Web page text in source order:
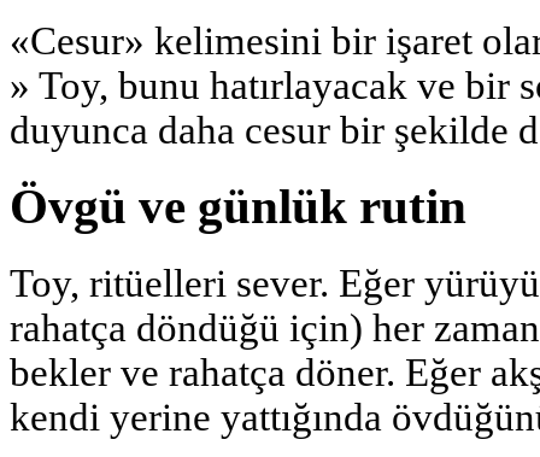
«Cesur» kelimesini bir işaret
» Toy, bunu hatırlayacak ve bir
duyunca daha cesur bir şekilde
Övgü ve günlük rutin
Toy, ritüelleri sever. Eğer
rahatça döndüğü için) her
bekler ve rahatça döner. Eğer
kendi yerine yattığında